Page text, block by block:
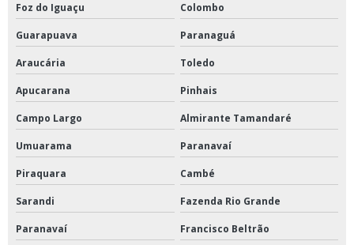
Foz do Iguaçu Colombo
Guarapuava Paranaguá
Araucária Toledo
Apucarana Pinhais
Campo Largo Almirante Tamandaré
Umuarama Paranavaí
Piraquara Cambé
Sarandi Fazenda Rio Grande
Paranavaí Francisco Beltrão